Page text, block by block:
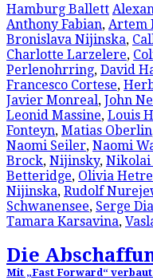
Hamburg Ballett
Anthony Fabian, Artem
Bronislava Nijinska,
Charlotte Larzelere,
Perlenohrring, David
Francesco Cortese,
Javier Monreal, John
Leonid Massine, Louis
Fonteyn, Matias Oberlin
Naomi Seiler, Naomi
Brock, Nijinsky, Nikolai
Betteridge, Olivia
Nijinska, Rudolf
Schwanensee, Serge
Tamara Karsavina,
Die
Mit „Fast Forward“